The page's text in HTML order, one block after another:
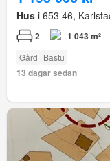
Hus i 653 46,
2 1 043 m²
Gård Bastu
13 dagar sedan